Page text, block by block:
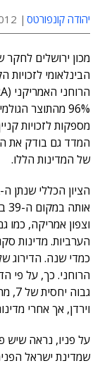
יהודה קונפורטס
מכון ירושלים
הבינלאומי לזכויות
96% מהתוצר
מספקות לזכויות
המדד גם בודק את
של המדינות הללו.
וצפון אמריקה, כמו
הערביות. מדינות
כמדי שנה. הדירוג
וירדן, אך אחרי
על פניו, נראה
שמדינת ישראל